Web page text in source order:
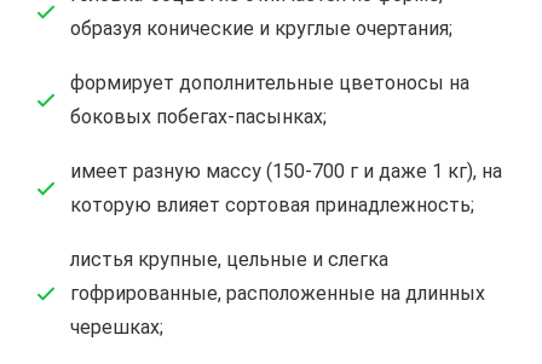
образуя конические и круглые очертания;
формирует дополнительные цветоносы на
боковых побегах-пасынках;
имеет разную массу (150-700 г и даже 1 кг), на
которую влияет сортовая принадлежность;
листья крупные, цельные и слегка
гофрированные, расположенные на длинных
черешках;